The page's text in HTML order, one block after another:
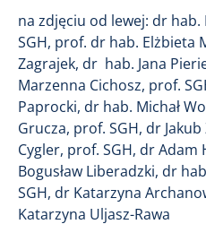
na zdjęciu od lewej: dr
SGH, prof. dr hab. Elżbieta
Zagrajek, dr hab. Jana
Marzenna Cichosz, prof.
Paprocki, dr hab. Michał
Grucza, prof. SGH, dr
Cygler, prof. SGH, dr
Bogusław Liberadzki, dr
SGH, dr Katarzyna
Katarzyna Uljasz-Rawa